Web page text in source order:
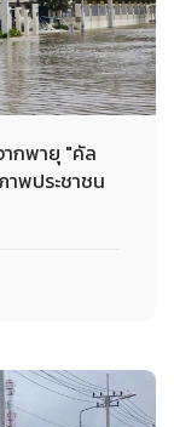
ากพายุ "คัล
พประชาชน